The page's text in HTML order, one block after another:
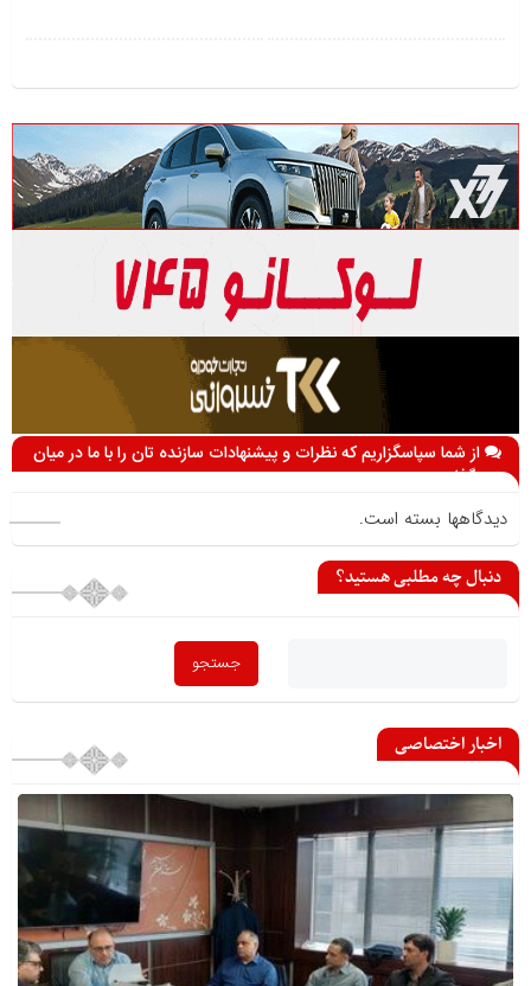
از شما سپاسگزاریم که نظرات و پیشنهادات سازنده تان را با ما در میان
می گذارید
دیدگاهها بسته است.
دنبال چه مطلبی هستید؟
اخبار اختصاصی